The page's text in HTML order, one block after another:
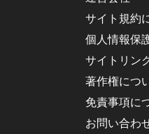
サイト規約
個人情報保
サイトリン
著作権につ
免責事項に
お問い合わ